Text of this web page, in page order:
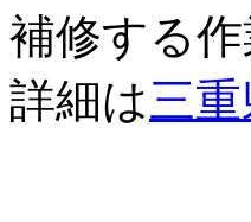
補修する
詳細は三